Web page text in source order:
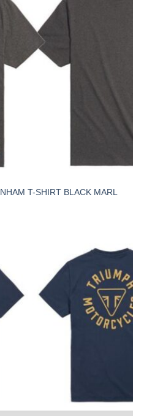
T-SHIRT BLACK MARL